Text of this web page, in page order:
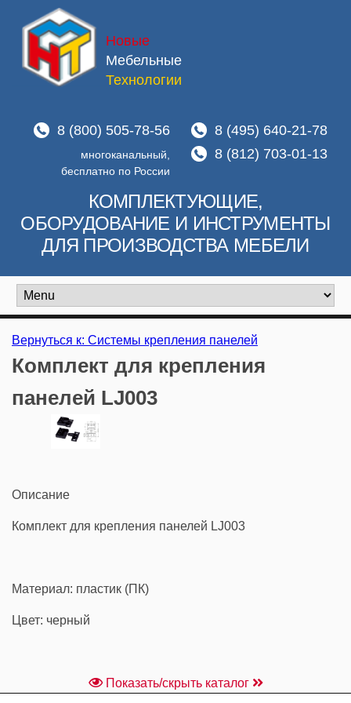
Новые
Мебельные
Технологии
8 (800) 505-78-56
многоканальный,
бесплатно по России
8 (495) 640-21-78
8 (812) 703-01-13
КОМПЛЕКТУЮЩИЕ,
ОБОРУДОВАНИЕ И ИНСТРУМЕНТЫ
ДЛЯ ПРОИЗВОДСТВА МЕБЕЛИ
Вернуться к: Системы крепления панелей
Комплект для крепления
панелей LJ003
Описание
Комплект для крепления панелей LJ003
Материал: пластик (ПК)
Цвет: черный
Показать/скрыть каталог